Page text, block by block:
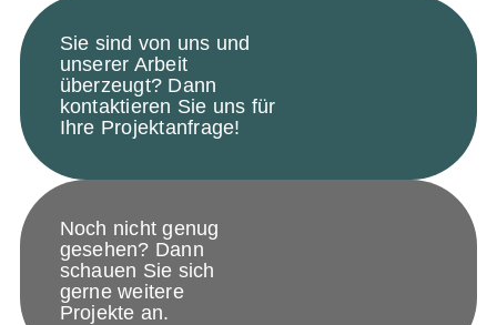
Sie sind von uns und
unserer Arbeit
überzeugt? Dann
kontaktieren Sie uns für
Ihre Projektanfrage!
Noch nicht genug
gesehen? Dann
schauen Sie sich
gerne weitere
Projekte an.